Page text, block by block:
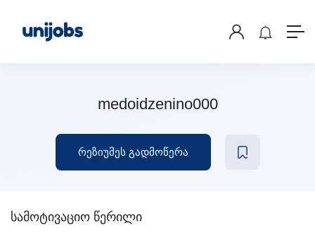
medoidzenino000
რეზიუმეს გადმოწერა
სამოტივაციო წერილი